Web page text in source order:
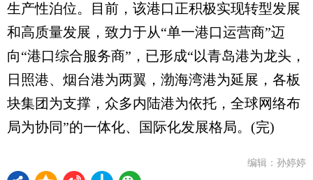
生产性泊位。目前，该港口正积极实现转型发展
和高质量发展，致力于从“单一港口运营商”迈
向“港口综合服务商”，已形成“以青岛港为龙头，
日照港、烟台港为两翼，渤海湾港为延展，各板
块集团为支撑，众多内陆港为依托，全球网络布
局为协同”的一体化、国际化发展格局。(完)
编辑：孙婷婷